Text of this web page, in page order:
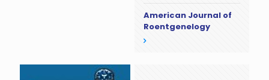
American Journal of
Roentgenelogy